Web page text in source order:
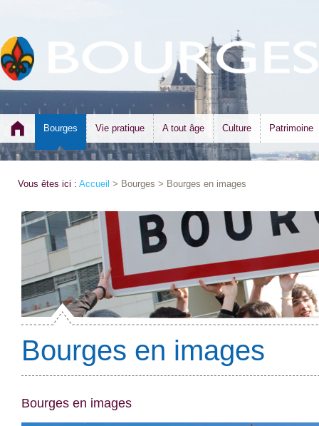
Bourges Vie pratique A tout âge Culture Patrimoine
Vous êtes ici : Accueil > Bourges > Bourges en images
Bourges en images
Bourges en images
Le palais Jacques Coeur